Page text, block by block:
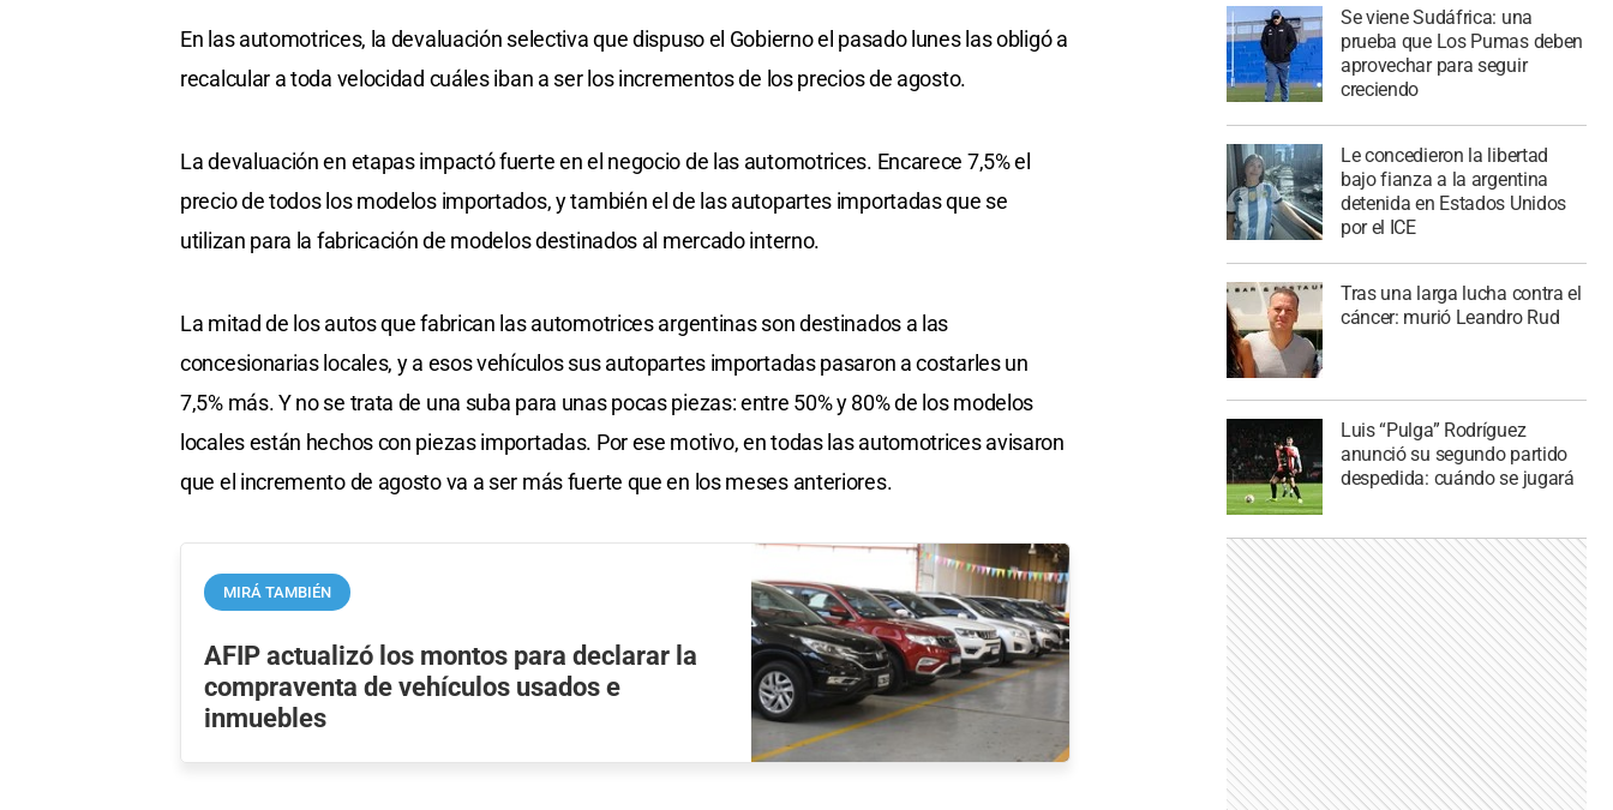
En las automotrices, la devaluación selectiva que dispuso el Gobierno el pasado lunes las obligó a
recalcular a toda velocidad cuáles iban a ser los incrementos de los precios de agosto.
La devaluación en etapas impactó fuerte en el negocio de las automotrices. Encarece 7,5% el
precio de todos los modelos importados, y también el de las autopartes importadas que se
utilizan para la fabricación de modelos destinados al mercado interno.
La mitad de los autos que fabrican las automotrices argentinas son destinados a las
concesionarias locales, y a esos vehículos sus autopartes importadas pasaron a costarles un
7,5% más. Y no se trata de una suba para unas pocas piezas: entre 50% y 80% de los modelos
locales están hechos con piezas importadas. Por ese motivo, en todas las automotrices avisaron
que el incremento de agosto va a ser más fuerte que en los meses anteriores.
MIRÁ TAMBIÉN
AFIP actualizó los montos para declarar la
compraventa de vehículos usados e
inmuebles
Se viene Sudáfrica: una
prueba que Los Pumas deben
aprovechar para seguir
creciendo
Le concedieron la libertad
bajo fianza a la argentina
detenida en Estados Unidos
por el ICE
Tras una larga lucha contra el
cáncer: murió Leandro Rud
Luis “Pulga” Rodríguez
anunció su segundo partido
despedida: cuándo se jugará